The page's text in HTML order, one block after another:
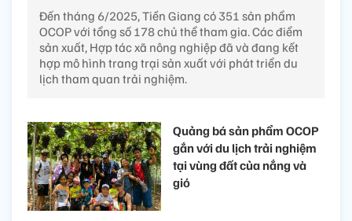
Đến tháng 6/2025, Tiền Giang có 351 sản phẩm
OCOP với tổng số 178 chủ thể tham gia. Các điểm
sản xuất, Hợp tác xã nông nghiệp đã và đang kết
hợp mô hình trang trại sản xuất với phát triển du
lịch tham quan trải nghiệm.
Quảng bá sản phẩm OCOP
gắn với du lịch trải nghiệm
tại vùng đất của nắng và
gió